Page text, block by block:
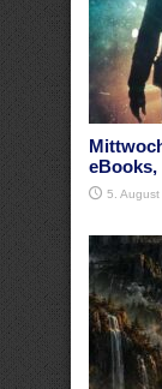
5. August